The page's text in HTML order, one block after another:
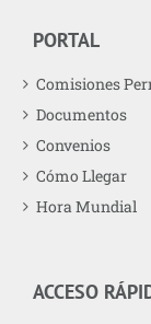
PORTAL
Comisiones
Documentos
Convenios
Cómo Llegar
Hora Mundial
ACCESO